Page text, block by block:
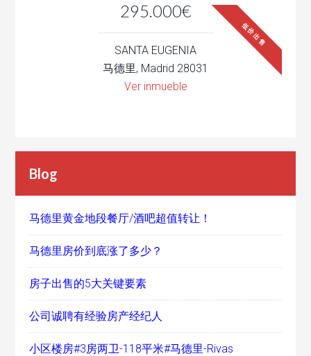
295.000€
低价出售
SANTA EUGENIA
马德里, Madrid 28031
Ver inmueble
Blog
马德里黄金地段餐厅/酒吧超值转让！
马德里房价到底涨了多少？
房子出售的5大关键要素
公司诚聘有经验房产经纪人
小区楼房#3房两卫-118平米#马德里-Rivas